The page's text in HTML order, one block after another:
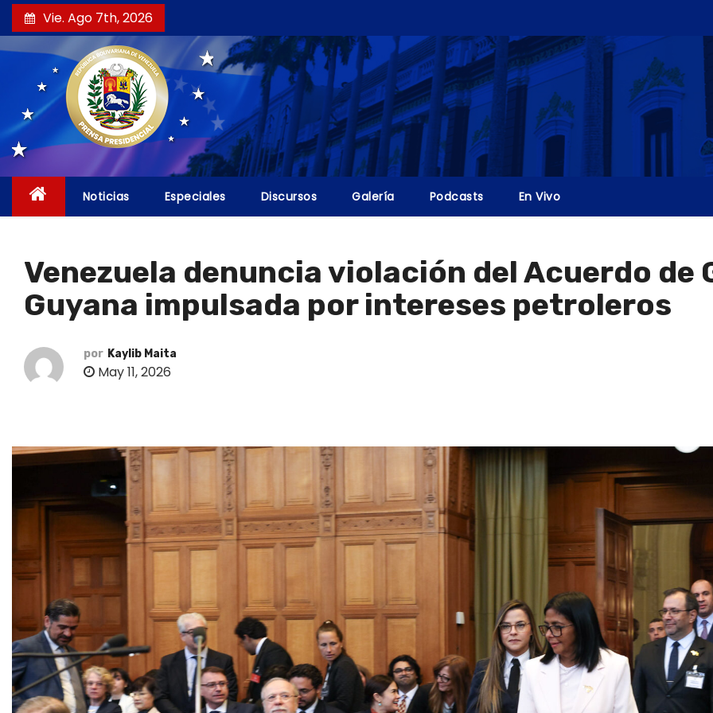
a
l
Vie. Ago 7th, 2026
Noticias Especiales Discursos Galería Podcasts En Vivo
Venezuela denuncia violación del Acuerdo de
Guyana impulsada por intereses petroleros
por Kaylib Maita
May 11, 2026